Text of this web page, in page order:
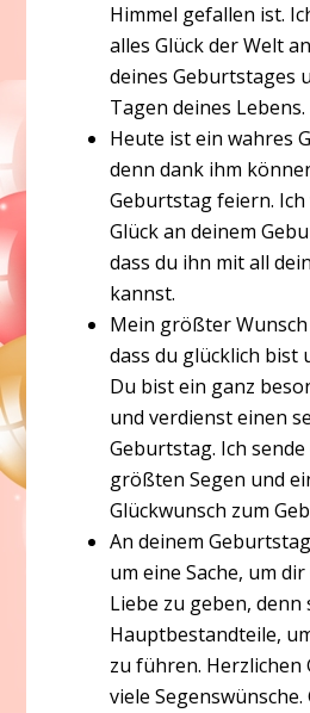
Himmel gefallen ist.
alles Glück der Welt
deines Geburtstages
Tagen deines Lebens.
Heute ist ein wahres
denn dank ihm
Geburtstag feiern.
Glück an deinem
dass du ihn mit all
kannst.
Mein größter
dass du glücklich bist
Du bist ein ganz
und verdienst einen
Geburtstag. Ich
größten Segen und
Glückwunsch zum
An deinem
um eine Sache, um
Liebe zu geben, denn
Hauptbestandteile,
zu führen. Herzlichen
viele